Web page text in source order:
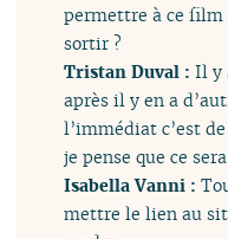
permettre à ce
sortir ?
Tristan Duval :Il y
après il y en a
l’immédiat c’est
je pense que ce
Isabella Vanni :
mettre le lien au